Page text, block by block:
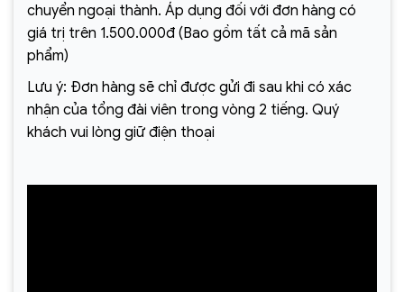
chuyển ngoại thành. Áp dụng đối với đơn hàng có
giá trị trên 1.500.000đ (Bao gồm tất cả mã sản
phẩm)
Lưu ý: Đơn hàng sẽ chỉ được gửi đi sau khi có xác
nhận của tổng đài viên trong vòng 2 tiếng. Quý
khách vui lòng giữ điện thoại